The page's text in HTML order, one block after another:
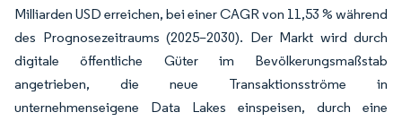
Milliarden USD erreichen, bei einer CAGR von 11,53 % während
des Prognosezeitraums (2025–2030). Der Markt wird durch
digitale öffentliche Güter im Bevölkerungsmaßstab
angetrieben, die neue Transaktionsströme in
unternehmenseigene Data Lakes einspeisen, durch eine